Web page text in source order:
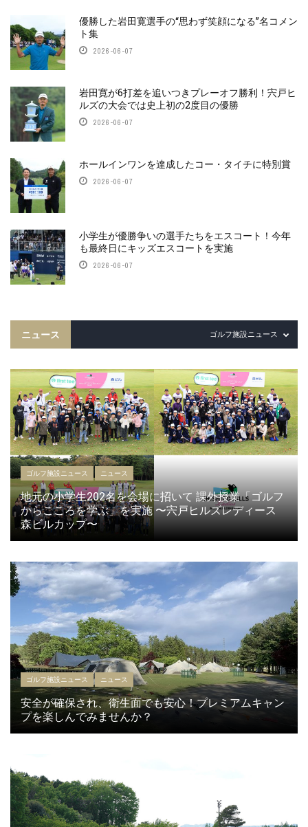
優勝した岩田寛選手の“思わず笑顔になる”名コメン
ト集
2026-06-07
岩田寛が6打差を追いつきプレーオフ勝利！宍戸ヒ
ルズの大会では史上初の2度目の優勝
2026-06-07
ホールインワンを達成したコー・タイチに特別賞
2026-06-07
小学生が優勝争いの選手たちをエスコート！今年
も最終日にキッズエスコートを実施
2026-06-07
ニュース ゴルフ施設ニュース
ゴルフ施設ニュース ニュース
地元の小学生202名を会場に招いて 課外授業「ゴルフ
からこころを学ぶ」を実施 〜宍戸ヒルズレディース
森ビルカップ〜
ゴルフ施設ニュース ニュース
安全が確保され、衛生面でも安心！プレミアムキャン
プを楽しんでみませんか？